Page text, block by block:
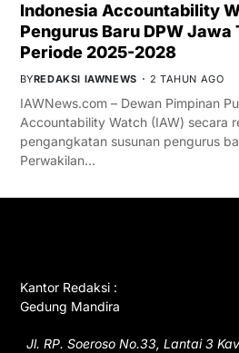
Indonesia Accountability
Pengurus Baru DPW Jawa
Periode 2025-2028
BYREDAKSI IAWNEWS 2 TAHUN AGO
IAWNews.com – Dewan Pimpinan
Accountability Watch (IAW) secara
pengangkatan susunan pengurus
Perwakilan…
Kantor Redaksi :
Gedung Mandira
Jl. RP. Soeroso No.33, Lantai 3